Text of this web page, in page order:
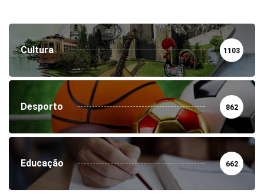
Cultura 1103
Desporto 862
Educação 662